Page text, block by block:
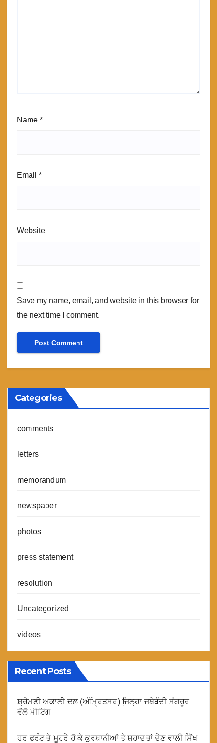
Name *
Email *
Website
Save my name, email, and website in this browser for
the next time I comment.
Categories
comments
letters
memorandum
newspaper
photos
press statement
resolution
Uncategorized
videos
Recent Posts
ਸ਼੍ਰੋਮਣੀ ਅਕਾਲੀ ਦਲ (ਅੰਮ੍ਰਿਤਸਰ) ਜਿ਼ਲ੍ਹਾ ਜਥੇਬੰਦੀ ਸੰਗਰੂਰ
ਵੱਲੋ ਮੀਟਿੰਗ
ਹਰ ਫਰੰਟ ਤੇ ਮੂਹਰੇ ਹੋ ਕੇ ਕੁਰਬਾਨੀਆਂ ਤੇ ਸ਼ਹਾਦਤਾਂ ਦੇਣ ਵਾਲੀ ਸਿੱਖ